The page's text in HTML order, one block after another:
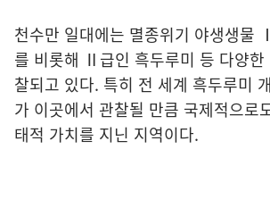
천수만 일대에는 멸종위기 야생생물
를 비롯해 Ⅱ급인 흑두루미 등 다양한
찰되고 있다. 특히 전 세계 흑두루미
가 이곳에서 관찰될 만큼 국제적으로
태적 가치를 지닌 지역이다.